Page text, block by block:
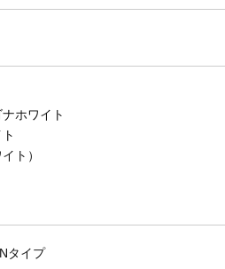
ホワイト
ト）
タイプ